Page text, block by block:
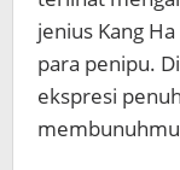
jenius Kang
para penipu.
ekspresi